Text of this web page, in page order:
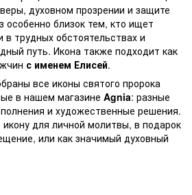
духовном прозрении и защите
особенно близок тем, кто ищет
трудных обстоятельствах и
путь. Икона также подходит как
с именем Елисей.
все иконы святого пророка
в нашем магазине Agnia: разные
и художественные решения.
для личной молитвы, в подарок
или как значимый духовный